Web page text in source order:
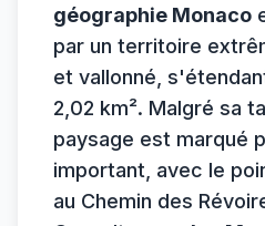
géographie Monaco
par un territoire
et vallonné,
2,02 km². Malgré sa
paysage est marqué
important, avec le
au Chemin des